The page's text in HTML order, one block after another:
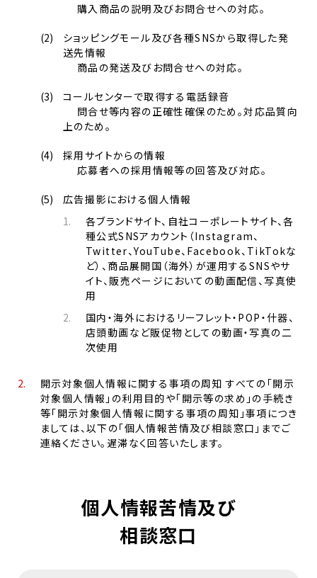
購入商品の説明及びお問合せへの対応。
ショッピングモール及び各種SNSから取得した発
送先情報
商品の発送及びお問合せへの対応。
コールセンターで取得する電話録音
問合せ等内容の正確性確保のため。対応品質向
上のため。
採用サイトからの情報
応募者への採用情報等の回答及び対応。
広告撮影における個人情報
各ブランドサイト、自社コーポレートサイト、各
種公式SNSアカウント（Instagram、
Twitter、YouTube、Facebook、TikTokな
ど）、商品展開国（海外）が運用するSNSやサ
イト、販売ページにおいての動画配信、写真使
用
国内・海外におけるリーフレット・POP・什器、
店頭動画など販促物としての動画・写真の二
次使用
開示対象個人情報に関する事項の周知 すべての「開示
対象個人情報」の利用目的や「開示等の求め」の手続き
等「開示対象個人情報に関する事項の周知」事項につき
ましては、以下の「個人情報苦情及び相談窓口」までご
連絡ください。遅滞なく回答いたします。
個人情報苦情及び
相談窓口